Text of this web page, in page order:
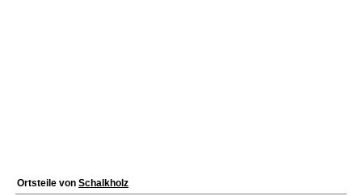
Ortsteile von Schalkholz